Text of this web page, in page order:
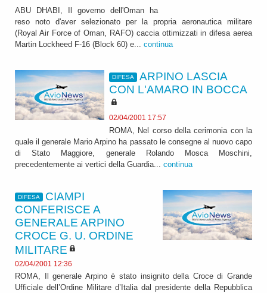
ABU DHABI, Il governo dell'Oman ha
reso noto d'aver selezionato per la propria aeronautica militare
(Royal Air Force of Oman, RAFO) caccia ottimizzati in difesa aerea
Martin Lockheed F-16 (Block 60) e... continua
DIFESA
ARPINO LASCIA
CON L'AMARO IN BOCCA
02/04/2001 17:57
ROMA, Nel corso della cerimonia con la
quale il generale Mario Arpino ha passato le consegne al nuovo capo
di Stato Maggiore, generale Rolando Mosca Moschini,
precedentemente ai vertici della Guardia... continua
DIFESA
CIAMPI
CONFERISCE A
GENERALE ARPINO
CROCE G. U. ORDINE
MILITARE
02/04/2001 12:36
ROMA, Il generale Arpino è stato insignito della Croce di Grande
Ufficiale dell’Ordine Militare d’Italia dal presidente della Repubblica